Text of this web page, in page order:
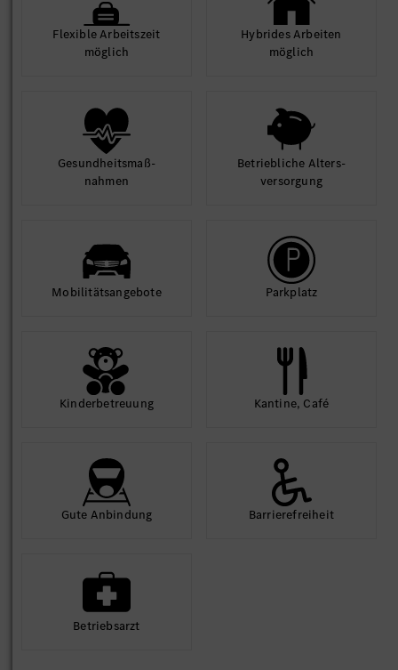
Flexible Arbeits­zeit
möglich
Hybrides Arbeiten
möglich
Gesund­heits­maß­
nahmen
Betrieb­liche Alters­
ver­sorgung
Mobilitäts­angebote Park­platz
Kinder­betreuung Kantine, Café
Gute An­bindung Barriere­frei­heit
Betriebs­arzt